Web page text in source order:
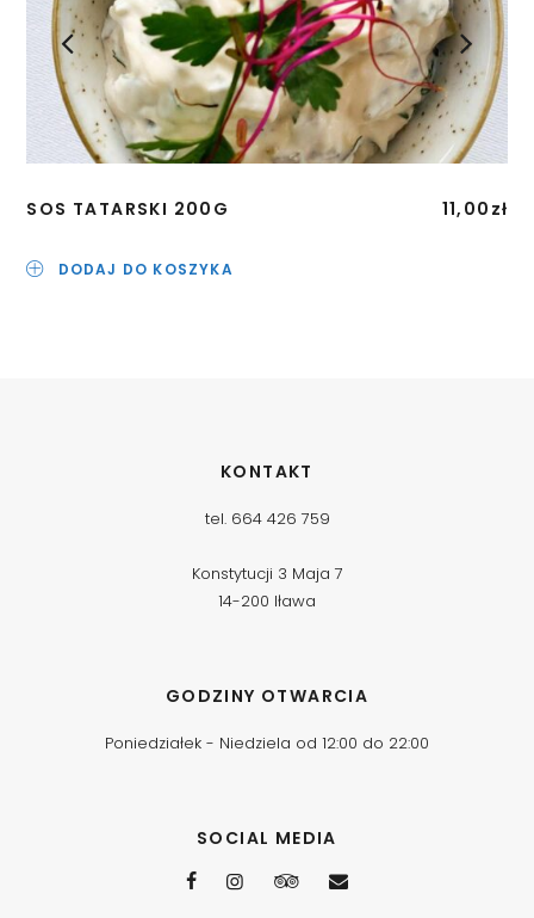
SOS TATARSKI 200G 11,00 zł
DODAJ DO KOSZYKA
KONTAKT
tel. 664 426 759
Konstytucji 3 Maja 7
14-200 Iława
GODZINY OTWARCIA
Poniedziałek - Niedziela od 12:00 do 22:00
SOCIAL MEDIA